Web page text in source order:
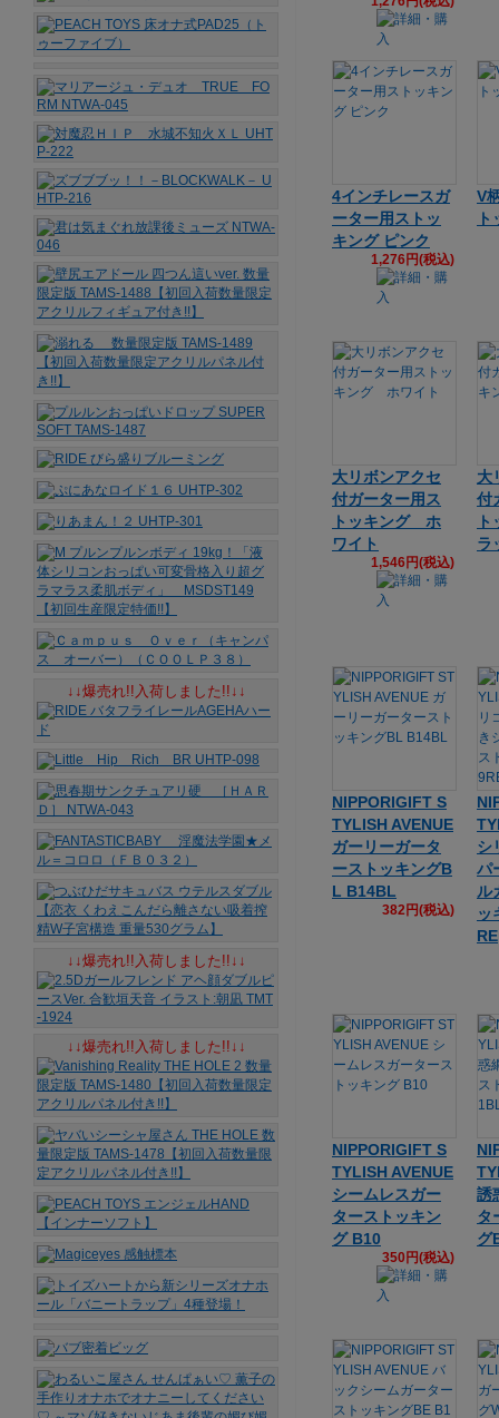
4インチレースガ
ーター用ストッ
キング ピンク
1,276円(税込)
V
大リボンアクセ
付ガーター用ス
トッキング ホ
ワイト
1,546円(税込)
大
付
ラ
NIPPORIGIFT S
TYLISH AVENUE
ガーリーガータ
ーストッキングB
L B14BL
382円(税込)
シ
パ
ル
ッ
RE
NIPPORIGIFT S
TYLISH AVENUE
シームレスガー
ターストッキン
グ B10
350円(税込)
誘
タ
グ
↓↓爆売れ!!入荷しました!!↓↓
↓↓爆売れ!!入荷しました!!↓↓
↓↓爆売れ!!入荷しました!!↓↓